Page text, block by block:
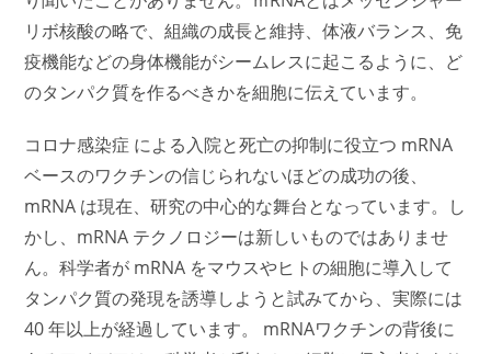
リボ核酸の略で、組織の成長と維持、体液バランス、免
疫機能などの身体機能がシームレスに起こるように、ど
のタンパク質を作るべきかを細胞に伝えています。
コロナ感染症 による入院と死亡の抑制に役立つ mRNA
ベースのワクチンの信じられないほどの成功の後、
mRNA は現在、研究の中心的な舞台となっています。し
かし、mRNA テクノロジーは新しいものではありませ
ん。科学者が mRNA をマウスやヒトの細胞に導入して
タンパク質の発現を誘導しようと試みてから、実際には
40 年以上が経過しています。 mRNAワクチンの背後に